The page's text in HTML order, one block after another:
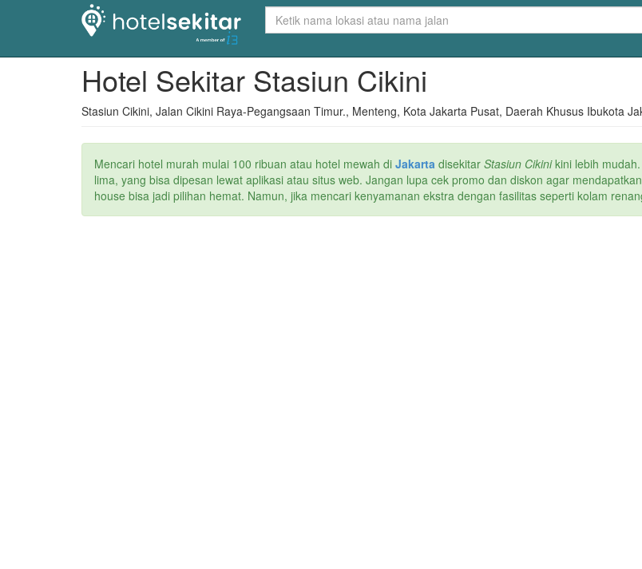
Hotel Sekitar Stasiun Cikini
Stasiun Cikini, Jalan Cikini Raya-Pegangsaan Timur., Menteng, Kota Jakarta Pusat, Daerah Khusus Ibukota
Mencari hotel murah mulai 100 ribuan atau hotel mewah di Jakarta disekitar Stasiun Cikinikini lebih
lima, yang bisa dipesan lewat aplikasi atau situs web. Jangan lupa cek promo dan diskon agar
house bisa jadi pilihan hemat. Namun, jika mencari kenyamanan ekstra dengan fasilitas seperti kolam